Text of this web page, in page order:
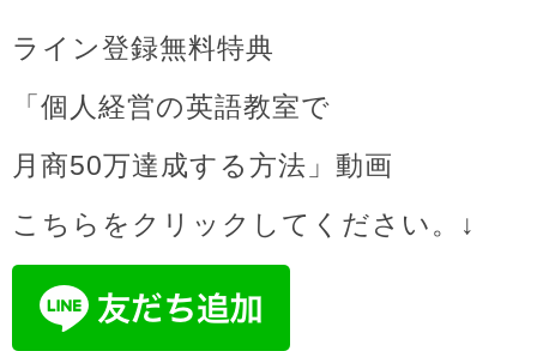
ライン登録無料特典
「個人経営の英語教室で
月商50万達成する方法」動画
こちらをクリックしてください。↓